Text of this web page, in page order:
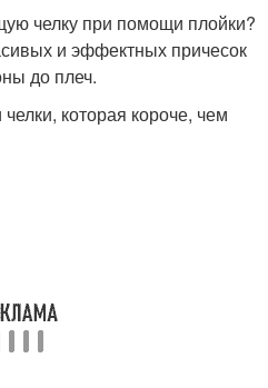
челку при помощи плойки?
и эффектных причесок
до плеч.
которая короче, чем